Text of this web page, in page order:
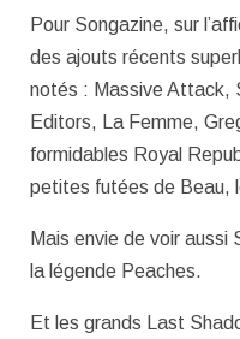
Pour Songazine, sur
des ajouts récents
notés : Massive Attack,
Editors, La Femme,
formidables Royal
petites futées de Beau,
Mais envie de voir aussi
la légende Peaches.
Et les grands Last